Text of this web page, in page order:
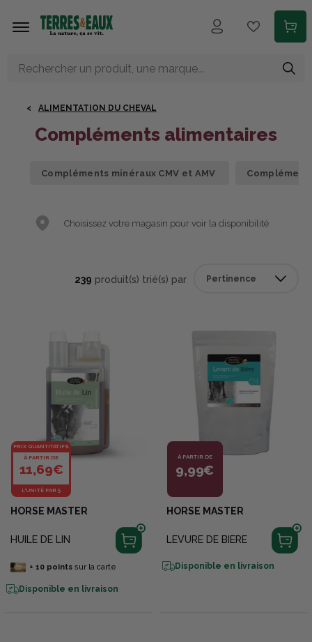
ALIMENTATION DU CHEVAL
Compléments alimentaires
Compléments minéraux CMV et AMV
Choisissez votre magasin pour voir la disponibilité
239 produit(s) trié(s) par
PRIX QUANTITATIFS
À PARTIR DE
11,69€
L'UNITÉ PAR 5
HORSE MASTER
HUILE DE LIN
+ 10pointssur la carte
Disponible en livraison
À PARTIR DE
9,99€
HORSE MASTER
LEVURE DE BIERE
Disponible en livraison